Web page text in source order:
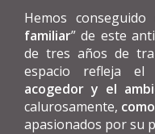
Hemos
familiar” de este
de tres años de
espacio refleja
acogedor y el
calurosamente,
apasionados por su